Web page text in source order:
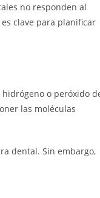
no responden al
clave para planificar
o peróxido
las moléculas
dental. Sin embargo,